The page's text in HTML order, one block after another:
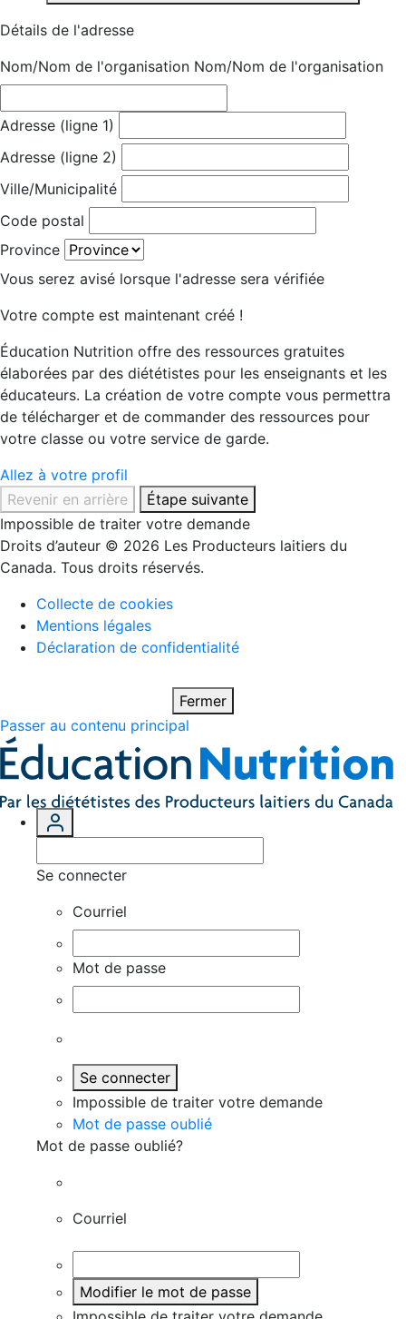
Détails de l'adresse
Nom/Nom de l'organisation Nom/Nom de l'organisation
Adresse (ligne 1)
Adresse (ligne 2)
Ville/Municipalité
Code postal
Province
Vous serez avisé lorsque l'adresse sera vérifiée
Votre compte est maintenant créé !
Éducation Nutrition offre des ressources gratuites
élaborées par des diététistes pour les enseignants et les
éducateurs. La création de votre compte vous permettra
de télécharger et de commander des ressources pour
votre classe ou votre service de garde.
Allez à votre profil
Revenir en arrière
Étape suivante
Impossible de traiter votre demande
Droits d’auteur © 2026 Les Producteurs laitiers du
Canada. Tous droits réservés.
Collecte de cookies
Mentions légales
Déclaration de confidentialité
Fermer
Passer au contenu principal
Se connecter
Courriel
Mot de passe
Se connecter
Impossible de traiter votre demande
Mot de passe oublié
Mot de passe oublié?
Courriel
Modifier le mot de passe